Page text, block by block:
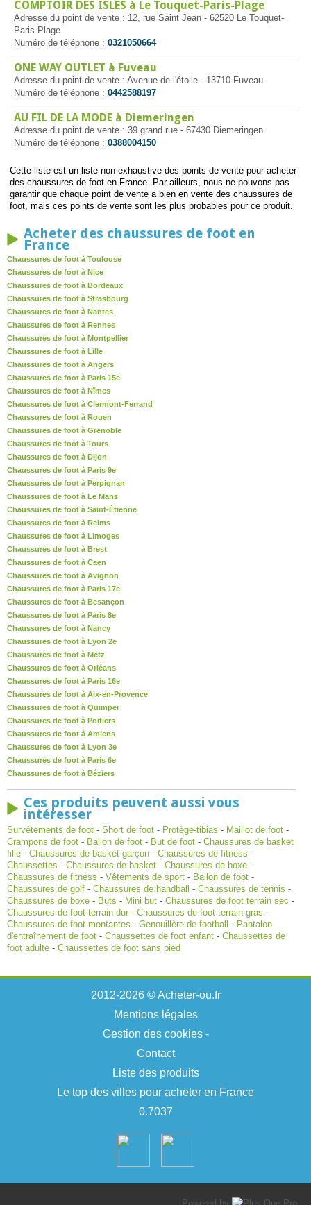
COMPTOIR DES ISLES à Le Touquet-Paris-Plage
Adresse du point de vente : 12, rue Saint Jean - 62520 Le Touquet-
Paris-Plage
Numéro de téléphone : 0321050664
ONE WAY OUTLET à Fuveau
Adresse du point de vente : Avenue de l'étoile - 13710 Fuveau
Numéro de téléphone : 0442588197
AU FIL DE LA MODE à Diemeringen
Adresse du point de vente : 39 grand rue - 67430 Diemeringen
Numéro de téléphone : 0388004150
Cette liste est un liste non exhaustive des points de vente pour acheter
des chaussures de foot en France. Par ailleurs, nous ne pouvons pas
garantir que chaque point de vente a bien en vente des chaussures de
foot, mais ces points de vente sont les plus probables pour ce produit.
Acheter des chaussures de foot en
France
Chaussures de foot à Toulouse
Chaussures de foot à Nice
Chaussures de foot à Bordeaux
Chaussures de foot à Strasbourg
Chaussures de foot à Nantes
Chaussures de foot à Rennes
Chaussures de foot à Montpellier
Chaussures de foot à Lille
Chaussures de foot à Angers
Chaussures de foot à Paris 15e
Chaussures de foot à Nîmes
Chaussures de foot à Clermont-Ferrand
Chaussures de foot à Rouen
Chaussures de foot à Grenoble
Chaussures de foot à Tours
Chaussures de foot à Dijon
Chaussures de foot à Paris 9e
Chaussures de foot à Perpignan
Chaussures de foot à Le Mans
Chaussures de foot à Saint-Étienne
Chaussures de foot à Reims
Chaussures de foot à Limoges
Chaussures de foot à Brest
Chaussures de foot à Caen
Chaussures de foot à Avignon
Chaussures de foot à Paris 17e
Chaussures de foot à Besançon
Chaussures de foot à Paris 8e
Chaussures de foot à Nancy
Chaussures de foot à Lyon 2e
Chaussures de foot à Metz
Chaussures de foot à Orléans
Chaussures de foot à Paris 16e
Chaussures de foot à Aix-en-Provence
Chaussures de foot à Quimper
Chaussures de foot à Poitiers
Chaussures de foot à Amiens
Chaussures de foot à Lyon 3e
Chaussures de foot à Paris 6e
Chaussures de foot à Béziers
Ces produits peuvent aussi vous
intéresser
Survêtements de foot - Short de foot - Protège-tibias - Maillot de foot -
Crampons de foot - Ballon de foot - But de foot - Chaussures de basket
fille - Chaussures de basket garçon - Chaussures de fitness -
Chaussettes - Chaussures de basket - Chaussures de boxe -
Chaussures de fitness - Vêtements de sport - Ballon de foot -
Chaussures de golf - Chaussures de handball - Chaussures de tennis -
Chaussures de boxe - Buts - Mini but - Chaussures de foot terrain sec -
Chaussures de foot terrain dur - Chaussures de foot terrain gras -
Chaussures de foot montantes - Genouillère de football - Pantalon
d'entraînement de foot - Chaussettes de foot enfant - Chaussettes de
foot adulte - Chaussettes de foot sans pied
2012-2026 © Acheter-ou.fr
Mentions légales
Gestion des cookies-
Contact
Liste des produits
Le top des villes pour acheter en France
0.7037